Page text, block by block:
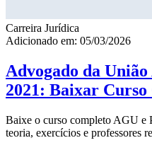
Carreira Jurídica
Adicionado em: 05/03/2026
Advogado da
2021: Baixar Curso
Baixe o curso completo AGU e
teoria, exercícios e professores